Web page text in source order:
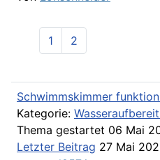
1 2
Schwimmskimmer
Kategorie:
Thema gestartet 06 Mai
Letzter Beitrag 27 Mai